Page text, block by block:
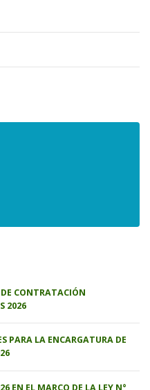
CONTRATACIÓN
2026
PARA LA ENCARGATURA DE
EN EL MARCO DE LA LEY N°